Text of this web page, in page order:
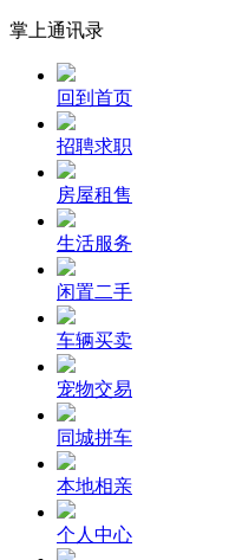
掌上通讯录
回到首页
招聘求职
房屋租售
生活服务
闲置二手
车辆买卖
宠物交易
同城拼车
本地相亲
个人中心